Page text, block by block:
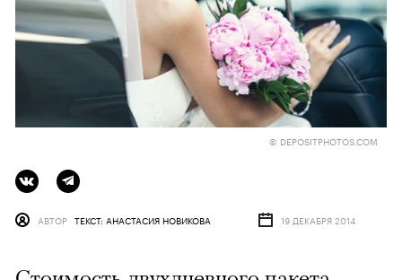
© DEPOSITPHOTOS.COM
АВТОР ТЕКСТ: АНАСТАСИЯ НОВИКОВА 19 ДЕКАБРЯ 2014